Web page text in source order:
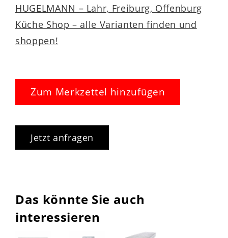
HUGELMANN – Lahr, Freiburg, Offenburg
Küche Shop – alle Varianten finden und
shoppen!
Zum Merkzettel hinzufügen
Jetzt anfragen
Das könnte Sie auch
interessieren